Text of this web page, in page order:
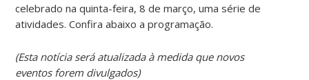
celebrado na quinta-feira, 8 de março, uma série de
atividades. Confira abaixo a programação.
(Esta notícia será atualizada à medida que novos
eventos forem divulgados)